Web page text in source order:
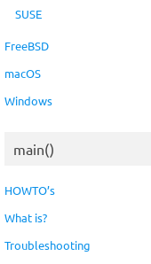
SUSE
FreeBSD
macOS
Windows
main()
HOWTO’s
What is?
Troubleshooting